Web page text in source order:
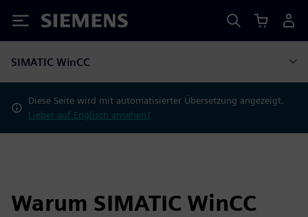
Siemens
SIMATIC WinCC
Diese Seite wird mit automatisierter Übersetzung angezeigt.
Lieber auf Englisch ansehen?
Warum SIMATIC WinCC